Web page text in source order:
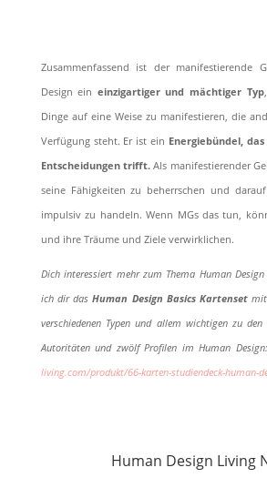
Zusammenfassend ist der manifestierende
Design ein einzigartiger und mächtiger Typ
Dinge auf eine Weise zu manifestieren, die
Verfügung steht. Er ist ein Energiebündel,
Entscheidungen trifft. Als manifestierender
seine Fähigkeiten zu beherrschen und
impulsiv zu handeln. Wenn MGs das tun,
und ihre Träume und Ziele verwirklichen.
Dich interessiert mehr zum Thema Human Design
ich dir dasHuman Design Basics Kartenset
verschiedenen Typen und allem wichtigen zu
Autoritäten und zwölf Profilen im Human
living.com/produkt/66-karten-studiendeck-human-
Human Design Living